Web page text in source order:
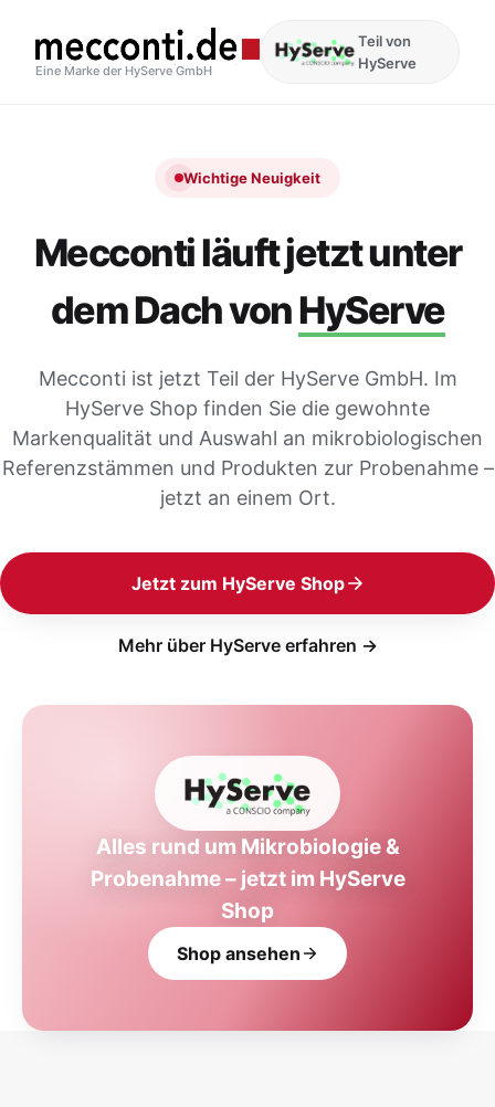
Eine Marke der HyServe GmbH
Teil von
HyServe
Wichtige Neuigkeit
Mecconti läuft jetzt unter
dem Dach vonHyServe
Mecconti ist jetzt Teil der HyServe GmbH. Im
HyServe Shop finden Sie die gewohnte
Markenqualität und Auswahl an mikrobiologischen
Referenzstämmen und Produkten zur Probenahme –
jetzt an einem Ort.
Jetzt zum HyServe Shop
Mehr über HyServe erfahren →
Alles rund um Mikrobiologie &
Probenahme – jetzt im HyServe
Shop
Shop ansehen